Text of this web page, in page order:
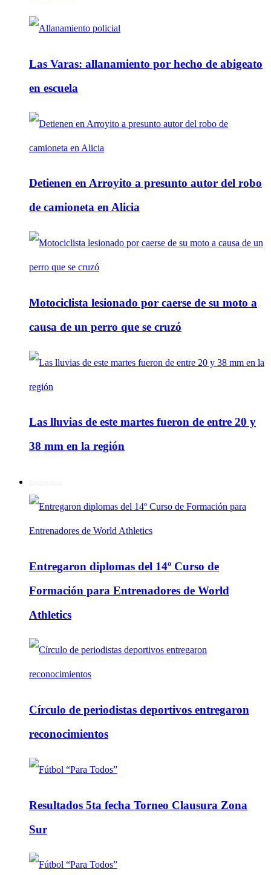
Las Varas: allanamiento por hecho de abigeato
en escuela
Detienen en Arroyito a presunto autor del robo
de camioneta en Alicia
Motociclista lesionado por caerse de su moto a
causa de un perro que se cruzó
Las lluvias de este martes fueron de entre 20 y
38 mm en la región
Entregaron diplomas del 14º Curso de
Formación para Entrenadores de World
Athletics
Círculo de periodistas deportivos entregaron
reconocimientos
Resultados 5ta fecha Torneo Clausura Zona
Sur